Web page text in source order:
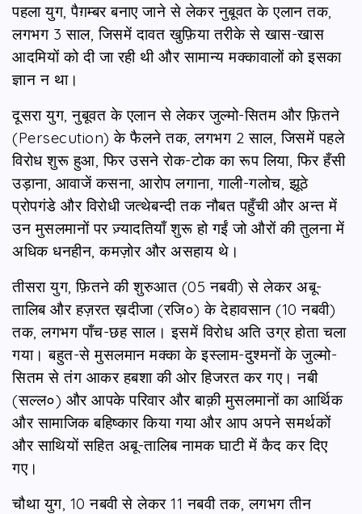
पहला युग, पैग़म्बर बनाए जाने से लेकर नुबूवत के एलान तक,
लगभग 3 साल, जिसमें दावत खुफ़िया तरीके से खास-खास
आदमियों को दी जा रही थी और सामान्य मक्कावालों को इसका
ज्ञान न था।
दूसरा युग, नुबूवत के एलान से लेकर जुल्मो-सितम और फ़ितने
(Persecution) के फैलने तक, लगभग 2 साल, जिसमें पहले
विरोध शुरू हुआ, फिर उसने रोक-टोक का रूप लिया, फिर हँसी
उड़ाना, आवाजें कसना, आरोप लगाना, गाली-गलोच, झूठे
प्रोपगंडे और विरोधी जत्थेबन्दी तक नौबत पहुँची और अन्त में
उन मुसलमानों पर ज़्यादतियाँ शुरू हो गईं जो औरों की तुलना में
अधिक धनहीन, कमज़ोर और असहाय थे।
तीसरा युग, फ़ितने की शुरुआत (05 नबवी) से लेकर अबू-
तालिब और हज़रत ख़दीजा (रजि०) के देहावसान (10 नबवी)
तक, लगभग पाँच-छह साल। इसमें विरोध अति उग्र होता चला
गया। बहुत-से मुसलमान मक्का के इस्लाम-दुश्मनों के जुल्मो-
सितम से तंग आकर हबशा की ओर हिजरत कर गए। नबी
(सल्ल०) और आपके परिवार और बाक़ी मुसलमानों का आर्थिक
और सामाजिक बहिष्कार किया गया और आप अपने समर्थकों
और साथियों सहित अबू-तालिब नामक घाटी में कैद कर दिए
गए।
चौथा युग, 10 नबवी से लेकर 11 नबवी तक, लगभग तीन